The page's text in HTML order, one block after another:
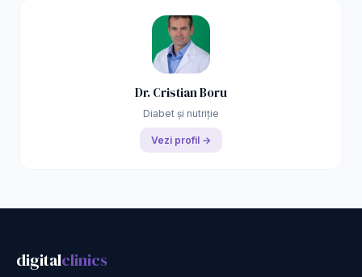
Dr. Cristian Boru
Diabet și nutriție
Vezi profil →
digitalclinics